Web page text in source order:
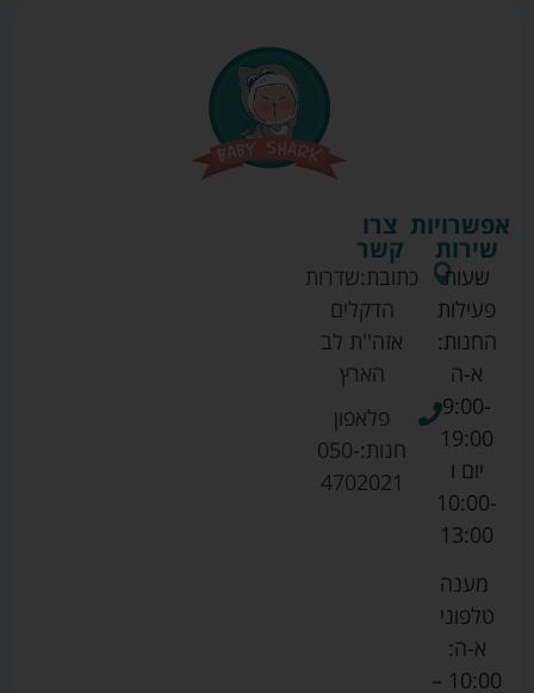
צרו
קשר
כתובת:שדרות
הדקלים
אזה''ת לב
הארץ
פלאפון
חנות:050-
4702021
אפשרויות
שירות
שעות
פעילות
החנות:
א-ה
9:00-
19:00
יום ו
10:00-
13:00
מענה
טלפוני
א-ה:
10:00 –